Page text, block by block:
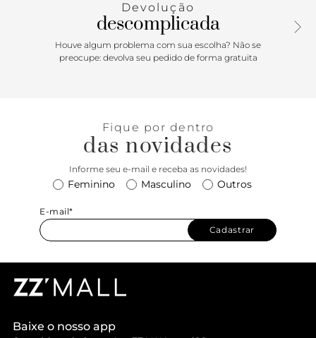
Devolução
descomplicada
Houve algum problema com sua escolha? Não se
preocupe: devolva seu pedido de forma gratuita
Fique por dentro
das novidades
Informe seu e-mail e receba as novidades!
Feminino Masculino Outros
E-mail*
Cadastrar
Baixe o nosso app